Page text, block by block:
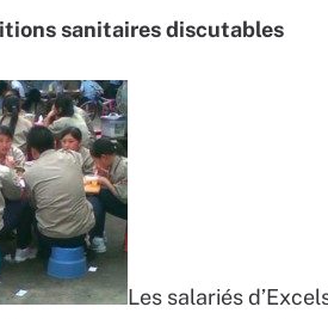
sanitaires discutables
Les salariés